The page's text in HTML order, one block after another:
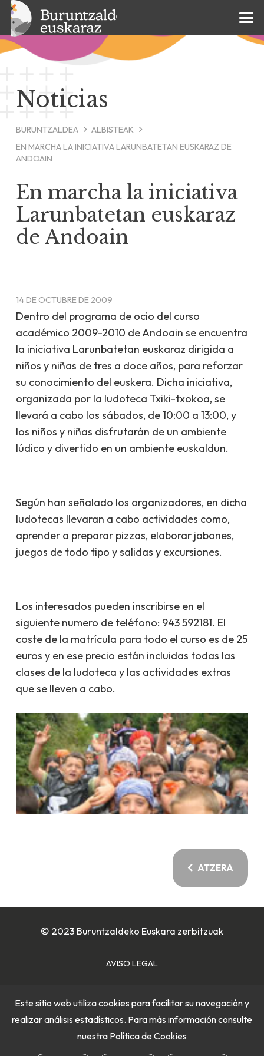
Noticias
BURUNTZALDEA
ALBISTEAK
EN MARCHA LA INICIATIVALARUNBATETAN EUSKARAZ DE
ANDOAIN
En marcha la iniciativa
Larunbatetan euskaraz
de Andoain
14 DE OCTUBRE DE 2009
Dentro del programa de ocio del curso
académico 2009-2010 de Andoain se encuentra
la iniciativa Larunbatetan euskaraz dirigida a
niños y niñas de tres a doce años, para reforzar
su conocimiento del euskera. Dicha iniciativa,
organizada por la ludoteca Txiki-txokoa, se
llevará a cabo los sábados, de 10:00 a 13:00, y
los niños y niñas disfrutarán de un ambiente
lúdico y divertido en un ambiente euskaldun.
Según han señalado los organizadores, en dicha
ludotecas llevaran a cabo actividades como,
aprender a preparar pizzas, elaborar jabones,
juegos de todo tipo y salidas y excursiones.
Los interesados pueden inscribirse en el
siguiente numero de teléfono: 943 592181. El
coste de la matrícula para todo el curso es de 25
euros y en ese precio están incluidas todas las
clases de la ludoteca y las actividades extras
que se lleven a cabo.
ATZERA
© 2023 Buruntzaldeko Euskara zerbitzuak
AVISO LEGAL
POLÍTICA DE PRIVACIDAD
Este sitio web utiliza cookies para facilitar su navegación y
realizar análisis estadísticos. Para más información consulte
nuestra Política de Cookies